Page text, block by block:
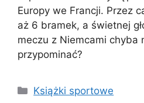
Europy we Francji. Przez
aż 6 bramek, a świetnej
meczu z Niemcami chyba
przypominać?
Kategorie
Książki sportowe